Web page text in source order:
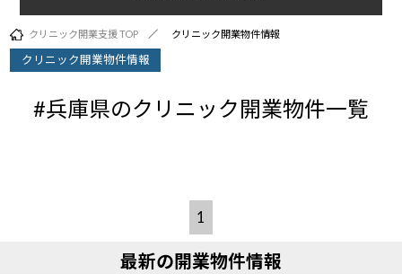
クリニック開業支援 TOP クリニック開業物件情報
クリニック開業物件情報
#兵庫県のクリニック開業物件一覧
1
最新の開業物件情報